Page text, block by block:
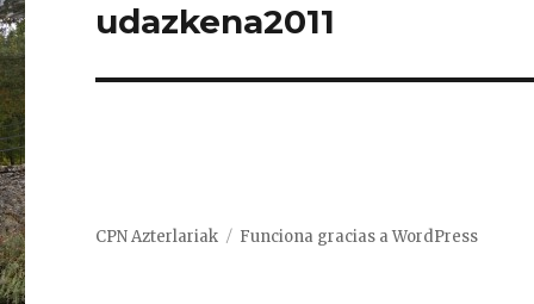
Entrada
udazkena2011
CPN Azterlariak Funciona gracias a WordPress